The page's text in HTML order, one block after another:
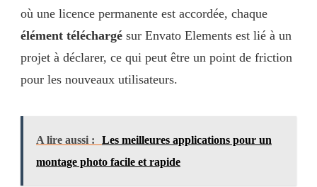
où une licence permanente est accordée, chaque
élément téléchargé sur Envato Elements est lié à un
projet à déclarer, ce qui peut être un point de friction
pour les nouveaux utilisateurs.
A lire aussi :
Les meilleures applications pour un
montage photo facile et rapide